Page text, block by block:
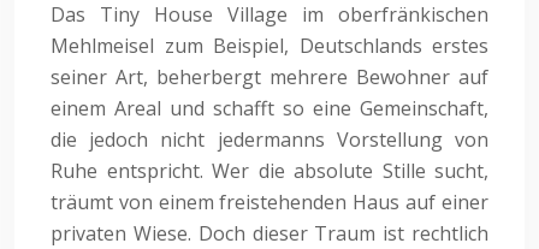
Das Tiny House Village im oberfränkischen
Mehlmeisel zum Beispiel, Deutschlands erstes
seiner Art, beherbergt mehrere Bewohner auf
einem Areal und schafft so eine Gemeinschaft,
die jedoch nicht jedermanns Vorstellung von
Ruhe entspricht. Wer die absolute Stille sucht,
träumt von einem freistehenden Haus auf einer
privaten Wiese. Doch dieser Traum ist rechtlich